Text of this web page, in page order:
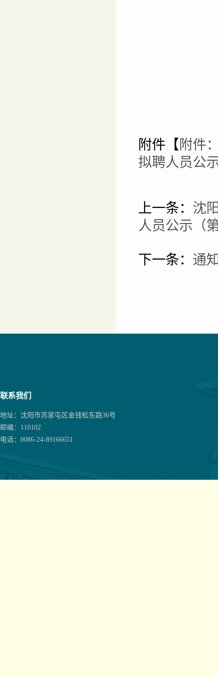
附件【 附件
拟聘人员公
上一条： 沈
人员公示（
下一条： 通
联系我们
地址：沈阳市苏家屯区金钱松东路36号
邮编：110102
电话：0086-24-89166651